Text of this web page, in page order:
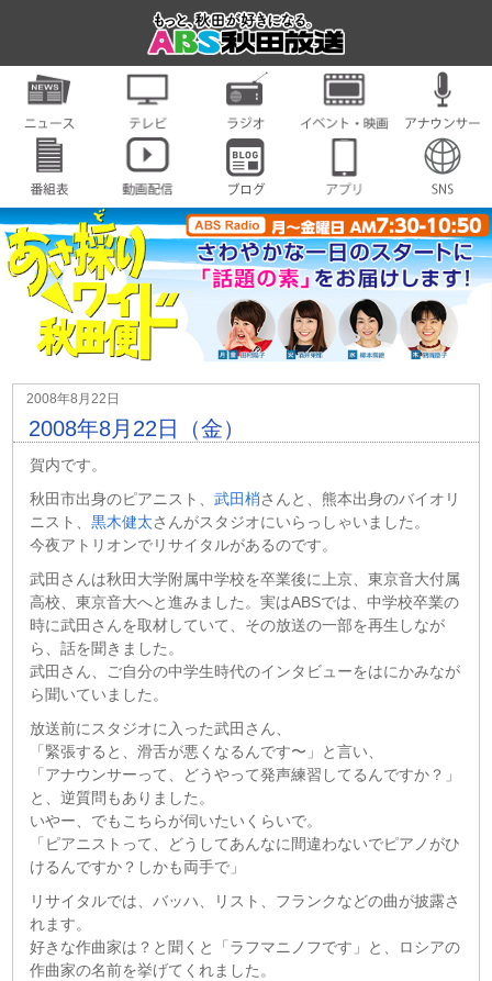
2008年8月22日
2008年8月22日（金）
賀内です。
秋田市出身のピアニスト、武田梢さんと、熊本出身のバイオリ
ニスト、黒木健太さんがスタジオにいらっしゃいました。
今夜アトリオンでリサイタルがあるのです。
武田さんは秋田大学附属中学校を卒業後に上京、東京音大付属
高校、東京音大へと進みました。実はABSでは、中学校卒業の
時に武田さんを取材していて、その放送の一部を再生しなが
ら、話を聞きました。
武田さん、ご自分の中学生時代のインタビューをはにかみなが
ら聞いていました。
放送前にスタジオに入った武田さん、
「緊張すると、滑舌が悪くなるんです〜」と言い、
「アナウンサーって、どうやって発声練習してるんですか？」
と、逆質問もありました。
いやー、でもこちらが伺いたいくらいで。
「ピアニストって、どうしてあんなに間違わないでピアノがひ
けるんですか？しかも両手で」
リサイタルでは、バッハ、リスト、フランクなどの曲が披露さ
れます。
好きな作曲家は？と聞くと「ラフマニノフです」と、ロシアの
作曲家の名前を挙げてくれました。